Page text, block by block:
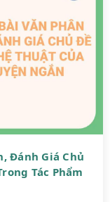
Đánh Giá Chủ
Tác Phẩm